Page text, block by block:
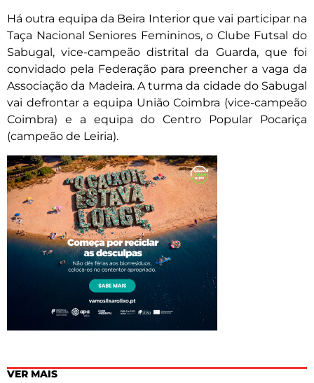
Há outra equipa da Beira Interior que vai participar na
Taça Nacional Seniores Femininos, o Clube Futsal do
Sabugal, vice-campeão distrital da Guarda, que foi
convidado pela Federação para preencher a vaga da
Associação da Madeira. A turma da cidade do Sabugal
vai defrontar a equipa União Coimbra (vice-campeão
Coimbra) e a equipa do Centro Popular Pocariça
(campeão de Leiria).
VER MAIS